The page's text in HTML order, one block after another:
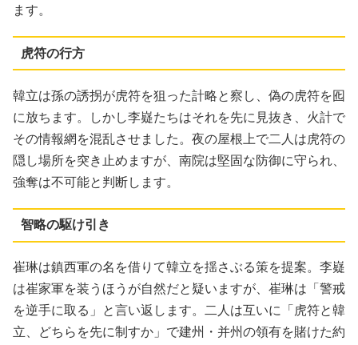
ます。
虎符の行方
韓立は孫の誘拐が虎符を狙った計略と察し、偽の虎符を囮
に放ちます。しかし李嶷たちはそれを先に見抜き、火計で
その情報網を混乱させました。夜の屋根上で二人は虎符の
隠し場所を突き止めますが、南院は堅固な防御に守られ、
強奪は不可能と判断します。
智略の駆け引き
崔琳は鎮西軍の名を借りて韓立を揺さぶる策を提案。李嶷
は崔家軍を装うほうが自然だと疑いますが、崔琳は「警戒
を逆手に取る」と言い返します。二人は互いに「虎符と韓
立、どちらを先に制すか」で建州・并州の領有を賭けた約